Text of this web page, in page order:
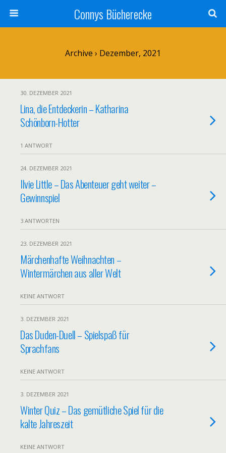
Connys Bücherecke
Archive › Dezember, 2021
30. DEZEMBER 2021
Lina, die Entdeckerin – Katharina
Schönborn-Hotter
1 ANTWORT
24. DEZEMBER 2021
Ilvie Little – Das Abenteuer geht weiter –
Gewinnspiel
3 ANTWORTEN
23. DEZEMBER 2021
Märchenhafte Weihnachten –
Wintermärchen aus aller Welt
KEINE ANTWORT
3. DEZEMBER 2021
Das Duden-Duell – Spielspaß für
Sprachfans
KEINE ANTWORT
3. DEZEMBER 2021
Winter Quiz – Das gemütliche Spiel für die
kalte Jahreszeit
KEINE ANTWORT